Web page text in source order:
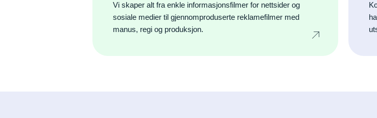
Vi skaper alt fra enkle informasjonsfilmer for nettsider og
sosiale medier til gjennomproduserte reklamefilmer med
manus, regi og produksjon.